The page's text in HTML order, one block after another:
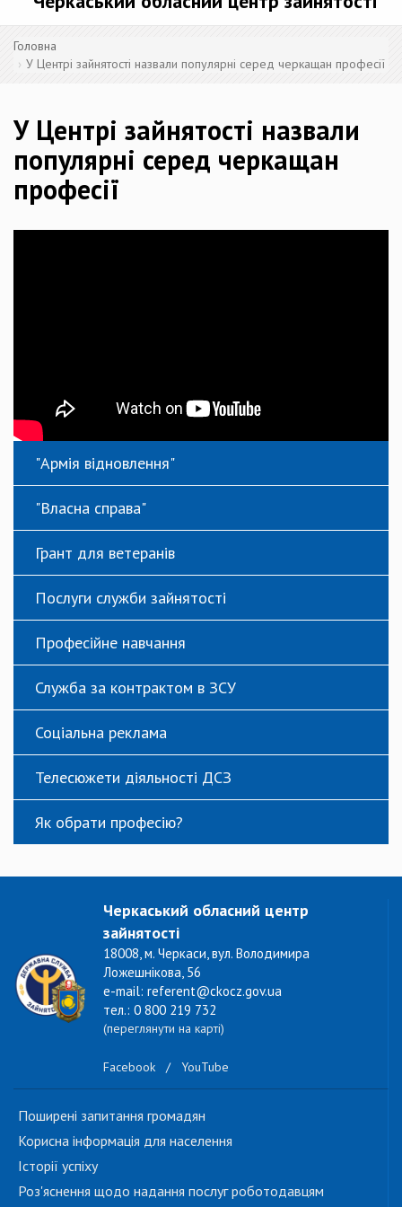
Головна
У Центрі зайнятості назвали популярні серед черкащан професії
У Центрі зайнятості назвали
популярні серед черкащан
професії
"Армія відновлення"
"Власна справа"
Грант для ветеранів
Послуги служби зайнятості
Професійне навчання
Служба за контрактом в ЗСУ
Соціальна реклама
Телесюжети діяльності ДСЗ
Як обрати професію?
Черкаський обласний центр
зайнятості
18008, м. Черкаси, вул. Володимира
Ложешнікова, 56
e-mail: referent@ckocz.gov.ua
тел.: 0 800 219 732
(переглянути на карті)
Facebook / YouTube
Поширені запитання громадян
Корисна інформація для населення
Історії успіху
Роз'яснення щодо надання послуг роботодавцям